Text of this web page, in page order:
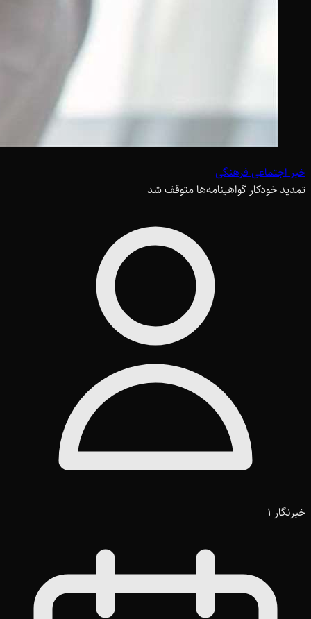
خبر اجتماعی فرهنگی
تمدید خودکار گواهینامه‌ها متوقف شد
خبرنگار 1